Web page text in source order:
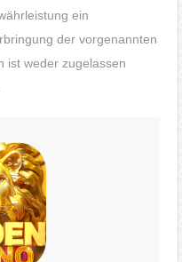
ein
der vorgenannten
ist weder zugelassen